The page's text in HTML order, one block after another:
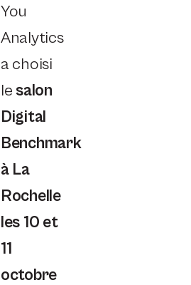
You
Analytics
a choisi
lesalon
Digital
Benchmark
à La
Rochelle
les 10 et
11
octobre